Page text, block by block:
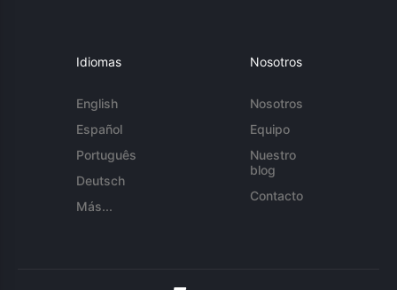
Idiomas
English
Español
Português
Deutsch
Más...
Nosotros
Nosotros
Equipo
Nuestro
blog
Contacto